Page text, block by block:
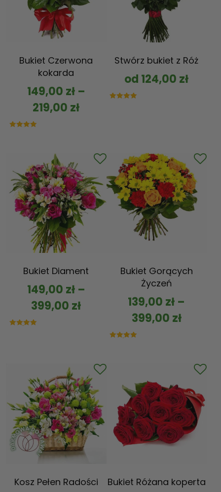
Bukiet Czerwona
kokarda
149,00 zł–
219,00 zł
Stwórz bukiet z Róż
od 124,00 zł
Bukiet Diament
149,00 zł–
399,00 zł
Bukiet Gorących
Życzeń
139,00 zł –
399,00 zł
Kosz Pełen Radości Bukiet Różana koperta